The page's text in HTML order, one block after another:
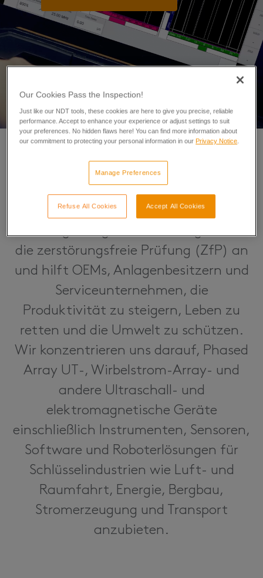
Eddyfi Technologies bietet die weltweit
die zerstörungsfreie Prüfung (ZfP) an
und hilft OEMs, Anlagenbesitzern und
Serviceunternehmen, die
Produktivität zu steigern, Leben zu
retten und die Umwelt zu schützen.
Wir konzentrieren uns darauf, Phased
Array UT-, Wirbelstrom-Array- und
andere Ultraschall- und
elektromagnetische Geräte
einschließlich Instrumenten, Sensoren,
Software und Roboterlösungen für
Schlüsselindustrien wie Luft- und
Raumfahrt, Energie, Bergbau,
Stromerzeugung und Transport
anzubieten.
Our Cookies Pass the Inspection!
Just like our NDT tools, these cookies are here to give you precise, reliable
performance. Accept to enhance your experience or adjust settings to suit
your preferences. No hidden flaws here! You can find more information about
our commitment to protecting your personal information in our Privacy Notice
Manage Preferences
Refuse All Cookies Accept All Cookies